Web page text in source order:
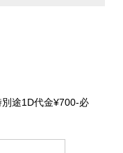
途1D代金¥700-必